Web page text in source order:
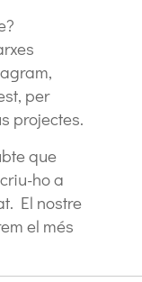
per
projectes.
que
ho a
El nostre
el més